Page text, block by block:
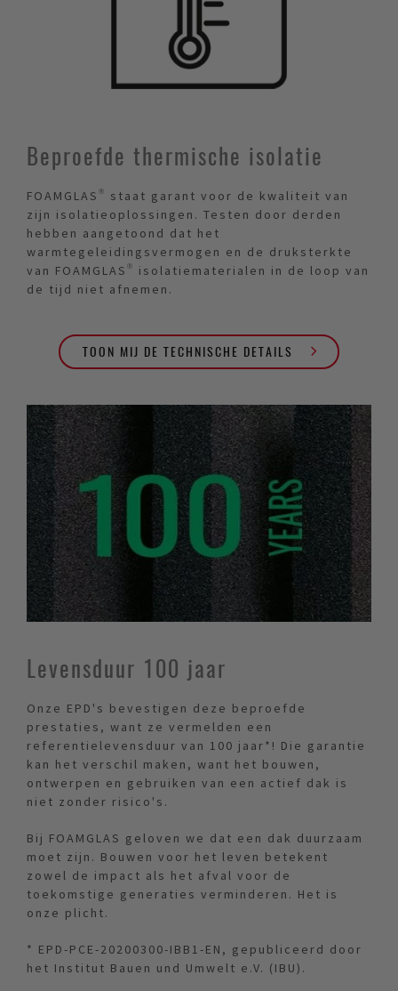
Beproefde thermische isolatie
FOAMGLAS® staat garant voor de kwaliteit van
zijn isolatieoplossingen. Testen door derden
hebben aangetoond dat het
warmtegeleidingsvermogen en de druksterkte
van FOAMGLAS® isolatiematerialen in de loop van
de tijd niet afnemen.
TOON MIJ DE TECHNISCHE DETAILS
Levensduur 100 jaar
Onze EPD's bevestigen deze beproefde
prestaties, want ze vermelden een
referentielevensduur van 100 jaar*! Die garantie
kan het verschil maken, want het bouwen,
ontwerpen en gebruiken van een actief dak is
niet zonder risico's.
Bij FOAMGLAS geloven we dat een dak duurzaam
moet zijn. Bouwen voor het leven betekent
zowel de impact als het afval voor de
toekomstige generaties verminderen. Het is
onze plicht.
* EPD-PCE-20200300-IBB1-EN, gepubliceerd door
het Institut Bauen und Umwelt e.V. (IBU).